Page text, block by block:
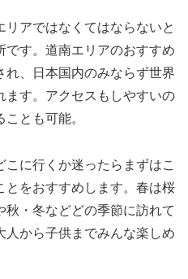
リアではなくてはならないと
です。道南エリアのおすすめ
れ、日本国内のみならず世界
ます。アクセスもしやすいの
とも可能。
に行くか迷ったらまずはこ
とをおすすめします。春は桜
・冬などどの季節に訪れて
人から子供までみんな楽しめ